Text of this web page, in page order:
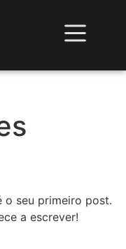
o seu primeiro post.
a escrever!